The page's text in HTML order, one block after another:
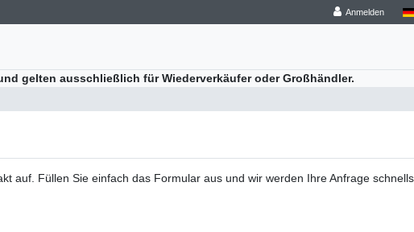
Anmelden
gelten ausschließlich für Wiederverkäufer oder Großhändler.
auf. Füllen Sie einfach das Formular aus und wir werden Ihre Anfrage